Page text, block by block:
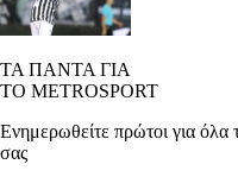
ΤΑ ΠΑΝΤΑ ΓΙΑ
ΤΟ METROSPORT
Ενημερωθείτε πρώτοι για όλα
σας